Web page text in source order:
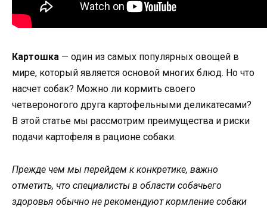
Картошка — один из самых популярных овощей в
мире, который является основой многих блюд. Но что
насчет собак? Можно ли кормить своего
четвероногого друга картофельными деликатесами?
В этой статье мы рассмотрим преимущества и риски
подачи картофеля в рационе собаки.
Прежде чем мы перейдем к конкретике, важно
отметить, что специалисты в области собачьего
здоровья обычно не рекомендуют кормление собаки